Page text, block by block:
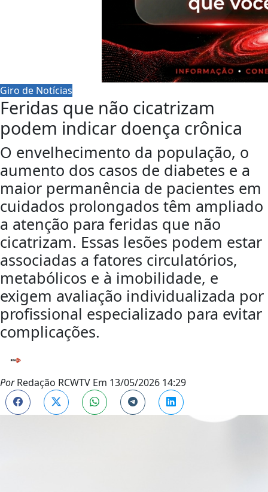
Giro de Notícias
Feridas que não cicatrizam
podem indicar doença crônica
O envelhecimento da população, o
aumento dos casos de diabetes e a
maior permanência de pacientes em
cuidados prolongados têm ampliado
a atenção para feridas que não
cicatrizam. Essas lesões podem estar
associadas a fatores circulatórios,
metabólicos e à imobilidade, e
exigem avaliação individualizada por
profissional especializado para evitar
complicações.
PorRedação RCWTV Em 13/05/2026 14:29